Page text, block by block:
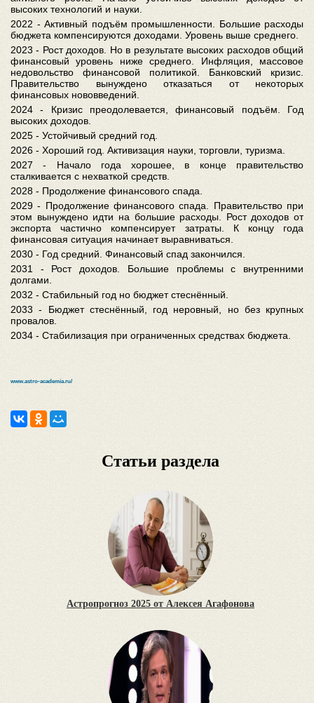
высоких технологий и науки.
2022 - Активный подъём промышленности. Большие расходы
бюджета компенсируются доходами. Уровень выше среднего.
2023 - Рост доходов. Но в результате высоких расходов общий
финансовый уровень ниже среднего. Инфляция, массовое
недовольство финансовой политикой. Банковский кризис.
Правительство вынуждено отказаться от некоторых
финансовых нововведений.
2024 - Кризис преодолевается, финансовый подъём. Год
высоких доходов.
2025 - Устойчивый средний год.
2026 - Хороший год. Активизация науки, торговли, туризма.
2027 - Начало года хорошее, в конце правительство
сталкивается с нехваткой средств.
2028 - Продолжение финансового спада.
2029 - Продолжение финансового спада. Правительство при
этом вынуждено идти на большие расходы. Рост доходов от
экспорта частично компенсирует затраты. К концу года
финансовая ситуация начинает выравниваться.
2030 - Год средний. Финансовый спад закончился.
2031 - Рост доходов. Большие проблемы с внутренними
долгами.
2032 - Стабильный год но бюджет стеснённый.
2033 - Бюджет стеснённый, год неровный, но без крупных
провалов.
2034 - Стабилизация при ограниченных средствах бюджета.
www.astro-academia.ru/
Статьи раздела
Астропрогноз 2025 от Алексея Агафонова